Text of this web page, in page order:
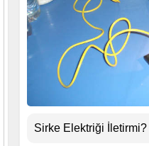
Sirke Elektriği İletirmi?